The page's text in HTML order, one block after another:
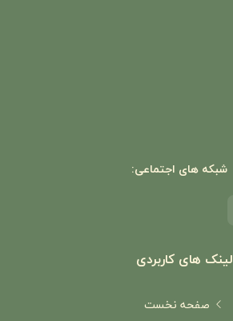
شبکه های اجتماعی:
لینک های کاربردی
صفحه نخست